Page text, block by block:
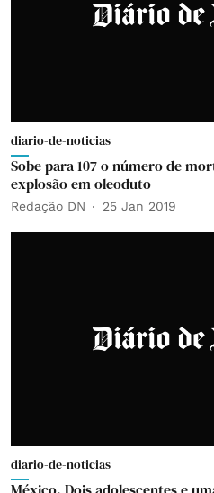
diario-de-noticias
Sobe para 107 o número de
explosão em oleoduto
Redação DN 25 Jan 2019
diario-de-noticias